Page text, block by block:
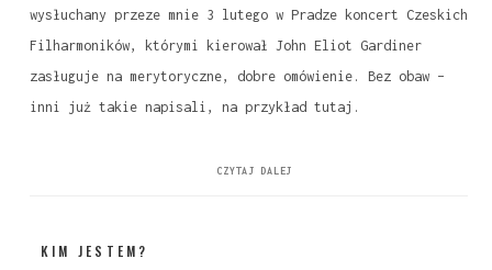
wysłuchany przeze mnie 3 lutego w Pradze koncert Czeskich
Filharmoników, którymi kierował John Eliot Gardiner
zasługuje na merytoryczne, dobre omówienie. Bez obaw –
inni już takie napisali, na przykład tutaj.
CZYTAJ DALEJ
KIM JESTEM?